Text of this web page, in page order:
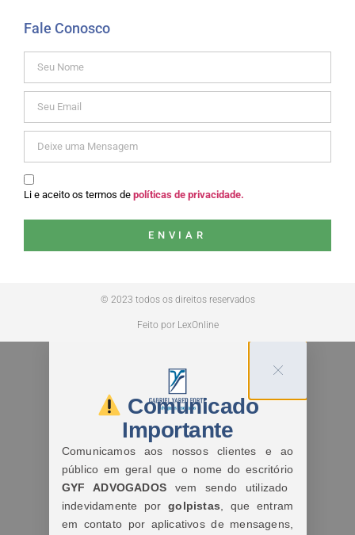
Fale Conosco
Li e aceito os termos de políticas de privacidade.
ENVIAR
© 2023 todos os direitos reservados
Feito por LexOnline
Comunicado
Importante
Comunicamos aos nossos clientes e ao
público em geral que o nome do escritório
GYF ADVOGADOS vem sendo utilizado
indevidamente por golpistas, que entram
em contato por aplicativos de mensagens,